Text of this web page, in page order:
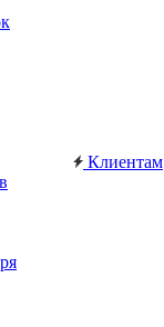
Клиентам